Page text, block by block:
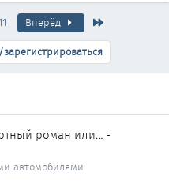
Вперёд
роман или… -
автомобилями